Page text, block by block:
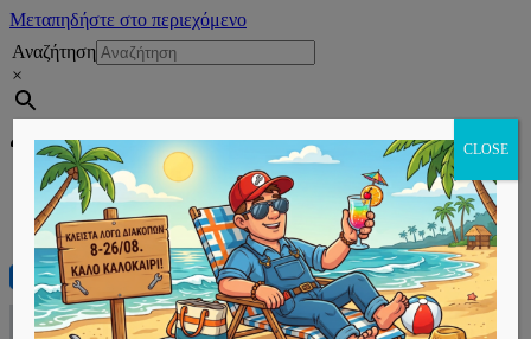
Μεταπηδήστε στο περιεχόμενο
Αναζήτηση
×
Εγγραφή
Αρχική
CLOSE